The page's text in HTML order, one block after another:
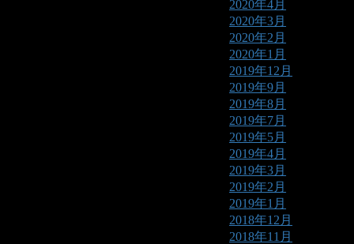
2020年4月
2020年3月
2020年2月
2020年1月
2019年12月
2019年9月
2019年8月
2019年7月
2019年5月
2019年4月
2019年3月
2019年2月
2019年1月
2018年12月
2018年11月